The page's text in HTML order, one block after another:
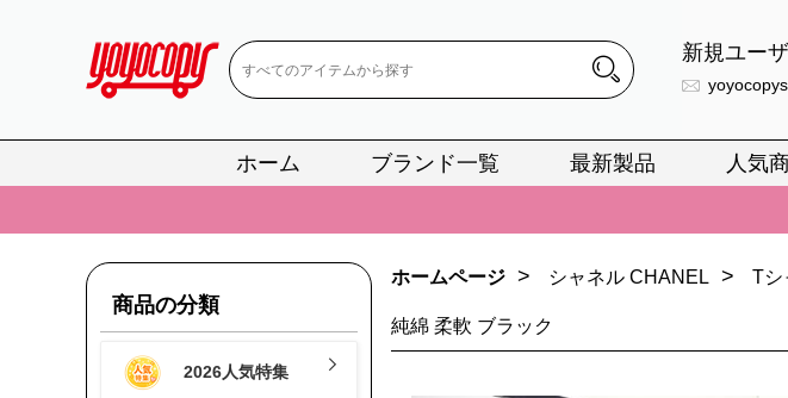
新規ユー
ホーム ブランド一覧 最新製品 人気
📢 当店は正真正銘のn級スーパーコピーのみ取
📢 2026春の新作続々更新中！期間中
📢 新作入荷！ルイ・ヴィトンスーパーコピー バ
📢 当店は正真正銘のn級スーパーコピーのみ取扱
商品の分類
2026人気特集
ホームページ > シャネル CHANEL > Tシ
純綿 柔軟 ブラック